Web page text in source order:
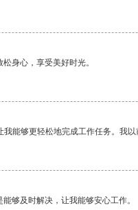
身心，享受美好时光。
能够更轻松地完成工作任务。我
够及时解决，让我能够安心工作。